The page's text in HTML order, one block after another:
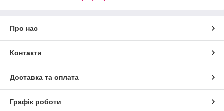
Про нас
Контакти
Доставка та оплата
Графік роботи